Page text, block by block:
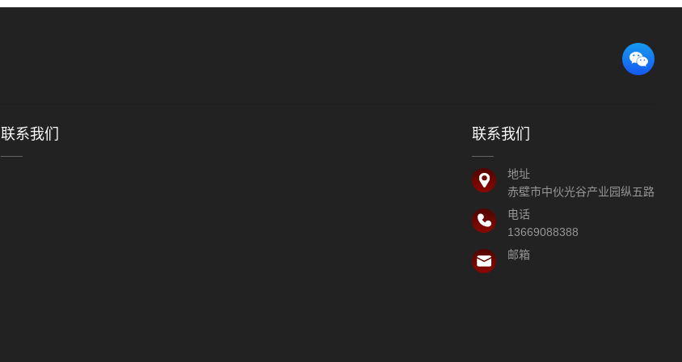
联系我们 联系我们
地址
赤壁市中伙光谷产业园纵五路
电话
13669088388
邮箱